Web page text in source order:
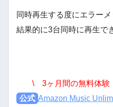
同時再生する度にエラー
結果的に3台同時に再生で
\ 3ヶ月間の無料体
公式 Amazon Music